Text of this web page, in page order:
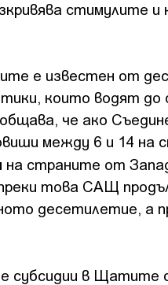
стимулите
е известен от
които водят до
че ако
между 6 и 14 на
на страните от
това САЩ
десетилетие, а
субсидии в Щатите